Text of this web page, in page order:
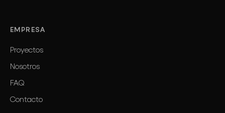
EMPRESA
Proyectos
Nosotros
FAQ
Contacto